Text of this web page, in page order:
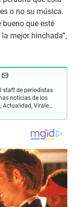
o no su música.
bueno que esté
mejor hinchada”,
staff de periodistas
noticias de los
Actualidad, Virales,